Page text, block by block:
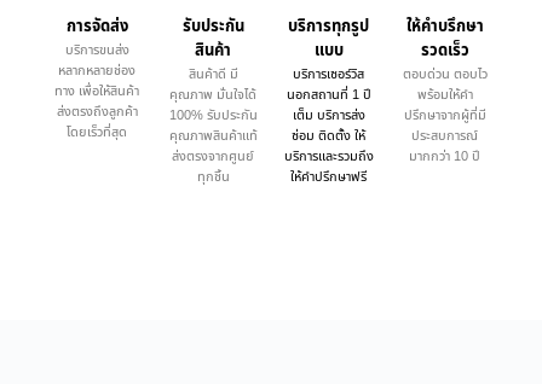
การจัดส่ง
บริการขนส่ง
หลากหลายช่อง
ทาง เพื่อให้สินค้า
ส่งตรงถึงลูกค้า
โดยเร็วที่สุด
รับประกัน
สินค้า
สินค้าดี มี
คุณภาพ มั่นใจได้
100% รับประกัน
คุณภาพสินค้าแท้
ส่งตรงจากศูนย์
ทุกชิ้น
บริการทุกรูป
แบบ
บริการเซอร์วิส
นอกสถานที่ 1 ปี
เต็ม บริการส่ง
ซ่อม ติดตั้ง ให้
บริการและรวมถึง
ให้คำปรึกษาฟรี
ให้คำบรึกษา
รวดเร็ว
ตอบด่วน ตอบไว
พร้อมให้คำ
ปรึกษาจากผู้ที่มี
ประสบการณ์
มากกว่า 10 ปี